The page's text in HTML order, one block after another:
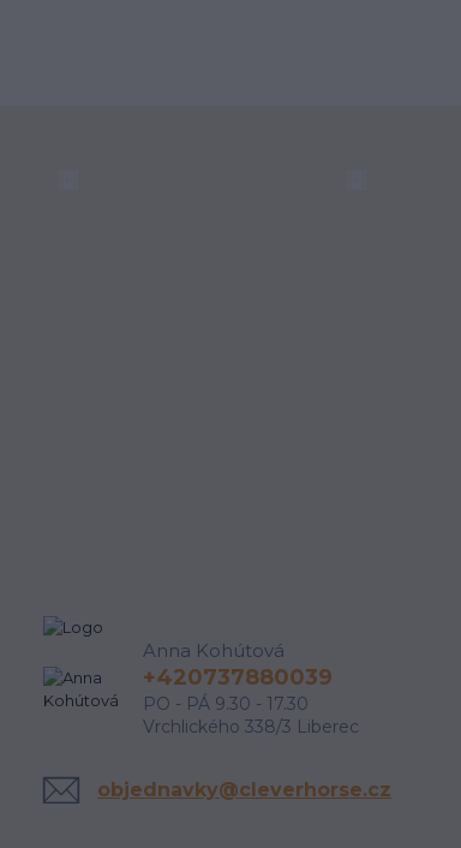
Anna Kohútová
+420737880039
PO - PÁ 9.30 - 17.30
Vrchlického 338/3 Liberec
objednavky@cleverhorse.cz